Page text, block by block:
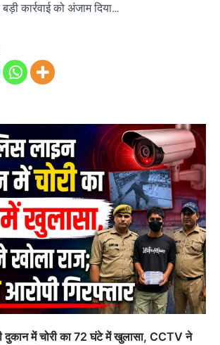
कार्रवाई को अंजाम दिया…
दुकान में चोरी का 72 घंटे में खुलासा, CCTV ने